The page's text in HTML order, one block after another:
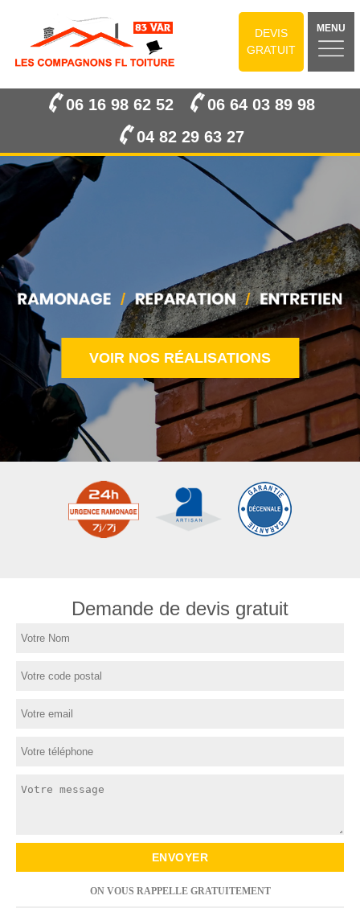
DEVIS
GRATUIT
MENU
06 16 98 62 52
06 64 03 89 98
04 82 29 63 27
VOIR NOS RÉALISATIONS
Demande de devis gratuit
ON VOUS RAPPELLE GRATUITEMENT